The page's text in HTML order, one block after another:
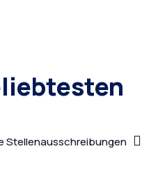
Stellenausschreibungen